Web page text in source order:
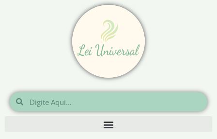
Pesquisar
Pesquisar